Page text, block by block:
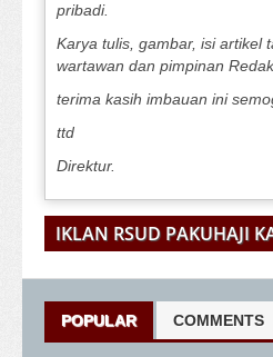
pribadi.
Karya tulis, gambar, isi artikel
wartawan dan pimpinan
terima kasih imbauan ini
ttd
Direktur.
IKLAN RSUD PAKUHAJI
POPULAR COMMENTS